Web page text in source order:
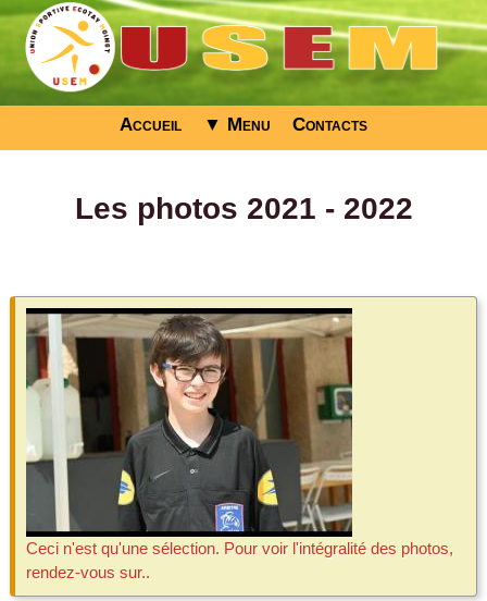
Accueil ▼ Menu Contacts
Les photos 2021 - 2022
Ceci n'est qu'une sélection. Pour voir l'intégralité des photos,
rendez-vous sur..